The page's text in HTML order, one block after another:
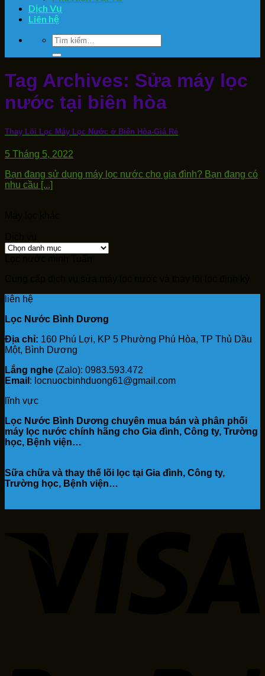
Dịch Vụ
Liên hệ
Tìm
kiếm:
Tag Archives: Sửa máy lọc
nước tại biên hòa
Thay Lõi Lọc Máy Lọc Nước ở Biên Hòa-Giá Rẻ
5 Tháng 5, 2022
Bạn đang sử dụng máy lọc nước cho gia đình? Bạn đang có
nhu cầu [...]
Dịch
liên hệ
Lọc Nước Bình Dương
Địa chỉ: 160 Phú Lợi, KP 5 Phường Phú Hòa, TP Thủ Dầu
Một, Bình Dương
Lắng nghe (Zalo): 0983.593.472
Email : locnuocbinhduong61@gmail.com
lĩnh vực
Lọc Nước Bình Dương chuyên mua bán và phân phối
máy lọc nước chính hãng cho Gia đình, Công ty, Trường
học, Bệnh viện…
Sữa chữa và thay thế lõi lọc tại Gia đình, Công ty,
Trường học, Bệnh viện…